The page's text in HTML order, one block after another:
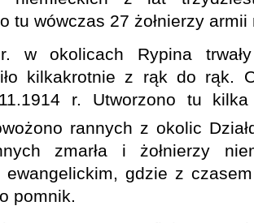
tu wówczas 27 żołnierzy
w okolicach Rypina
kilkakrotnie z rąk do rąk.
r. Utworzono tu
rannych z okolic
zmarła i żołnierzy
ewangelickim, gdzie z
pomnik.